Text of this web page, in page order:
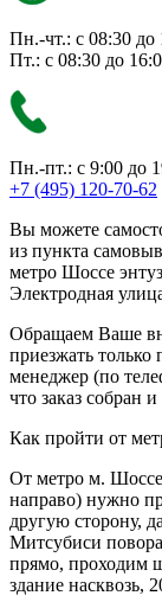
Пн.-чт.: с 08:30 до
Пт.: с 08:30 до
Пн.-пт.: с 9:00 до
+7 (495) 120-70-62
Вы можете
из пункта
метро Шоссе
Электродная
Обращаем Ваше
приезжать только
менеджер (по
что заказ собран
Как пройти от
От метро м. Шоссе
направо) нужно
другую сторону,
Митсубиси
прямо, проходим
здание насквозь,